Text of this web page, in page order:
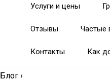
Услуги и цены
Отзывы Частые
Контакты Как
Блог ›